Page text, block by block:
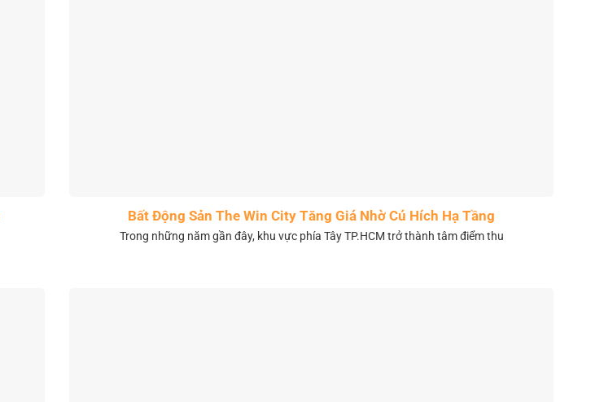
Bất Động Sản The Win City Tăng Giá Nhờ Cú Hích Hạ Tầng
Trong những năm gần đây, khu vực phía Tây TP.HCM trở thành tâm điểm thu